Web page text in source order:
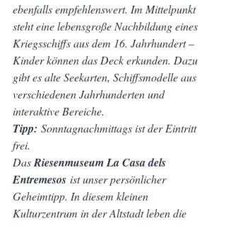
ebenfalls empfehlenswert. Im Mittelpunkt
steht eine lebensgroße Nachbildung eines
Kriegsschiffs aus dem 16. Jahrhundert –
Kinder können das Deck erkunden. Dazu
gibt es alte Seekarten, Schiffsmodelle aus
verschiedenen Jahrhunderten und
interaktive Bereiche.
Tipp: Sonntagnachmittags ist der Eintritt
frei.
Das Riesenmuseum La Casa dels
Entremesos ist unser persönlicher
Geheimtipp. In diesem kleinen
Kulturzentrum in der Altstadt leben die